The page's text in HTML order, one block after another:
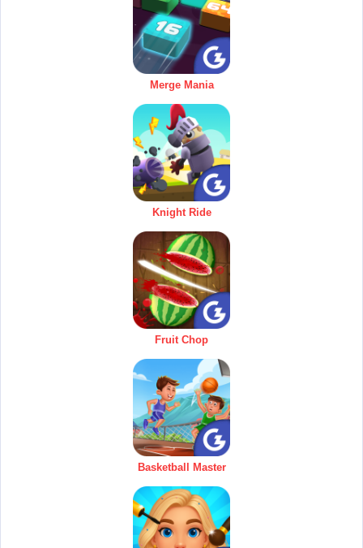
Merge Mania
Knight Ride
Fruit Chop
Basketball Master